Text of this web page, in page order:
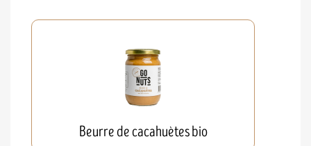
Beurre de cacahuètes bio